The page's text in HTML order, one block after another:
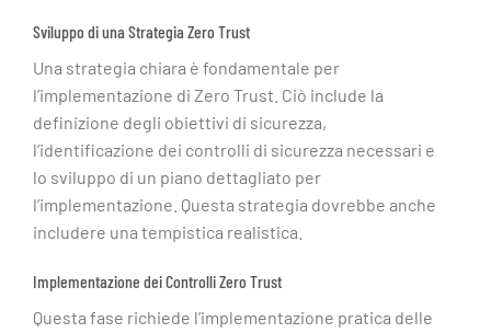
Sviluppo di una Strategia Zero Trust
Una strategia chiara è fondamentale per
l’implementazione di Zero Trust. Ciò include la
definizione degli obiettivi di sicurezza,
l’identificazione dei controlli di sicurezza necessari e
lo sviluppo di un piano dettagliato per
l’implementazione. Questa strategia dovrebbe anche
includere una tempistica realistica.
Implementazione dei Controlli Zero Trust
Questa fase richiede l’implementazione pratica delle